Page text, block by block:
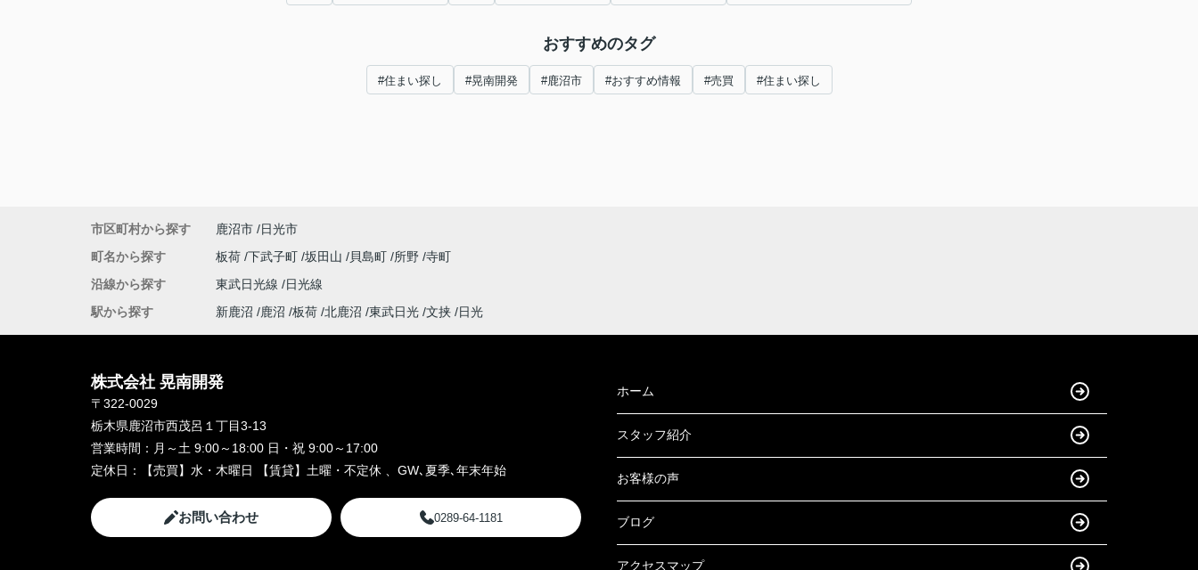
おすすめのタグ
#住まい探し #晃南開発 #鹿沼市 #おすすめ情報 #売買 #住まい探し
市区町村から探す 鹿沼市
日光市
町名から探す
板荷 下武子町 坂田山 貝島町 所野 寺町
沿線から探す
東武日光線
日光線
駅から探す
新鹿沼 鹿沼 板荷 北鹿沼 東武日光 文挟 日光
株式会社 晃南開発
〒322-0029
栃木県鹿沼市西茂呂１丁目3-13
営業時間： 月～土 9:00～18:00 日・祝 9:00～17:00
定休日：
【売買】水・木曜日 【賃貸】土曜・不定休 、GW､夏季､年末年始
お問い合わせ 0289-64-1181
ホーム
スタッフ紹介
お客様の声
ブログ
アクセスマップ